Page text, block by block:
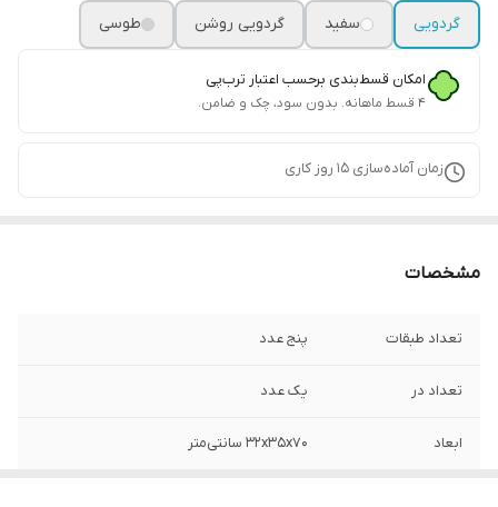
گردویی
سفید گردویی روشن طوسی
امکان قسط‌بندی برحسب اعتبار ترب‌پی
۴ قسط ماهانه. بدون سود، چک و ضامن.
زمان آماده‌سازی 15 روز کاری
مشخصات
تعداد طبقات پنج عدد
تعداد در یک عدد
ابعاد 32x35x70 سانتی‌متر